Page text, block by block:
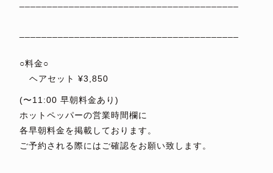
○料金○
⁡ヘアセット ¥3,850
(〜11:00 早朝料金あり)
ホットペッパーの営業時間欄に
各早朝料金を掲載しております。
ご予約される際にはご確認をお願い致します。